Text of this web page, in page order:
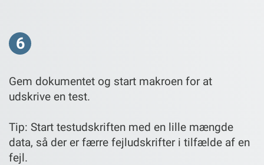
6
Gem dokumentet og start makroen for at
udskrive en test.
Tip: Start testudskriften med en lille mængde
data, så der er færre fejludskrifter i tilfælde af en
fejl.